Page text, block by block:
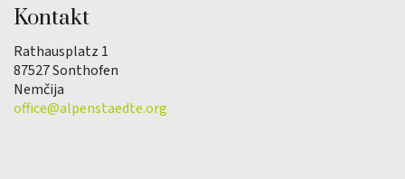
Kontakt
Rathausplatz 1
87527 Sonthofen
Nemčija
office@alpenstaedte.org